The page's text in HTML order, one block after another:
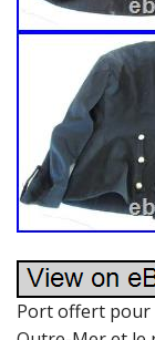
Port offert pour